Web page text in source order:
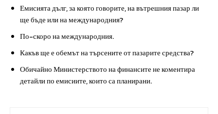
Емисията дълг, за която говорите, на вътрешния пазар ли
ще бъде или на международния?
По-скоро на международния.
Какъв ще е обемът на търсените от пазарите средства?
Обичайно Министерството на финансите не коментира
детайли по емисиите, които са планирани.